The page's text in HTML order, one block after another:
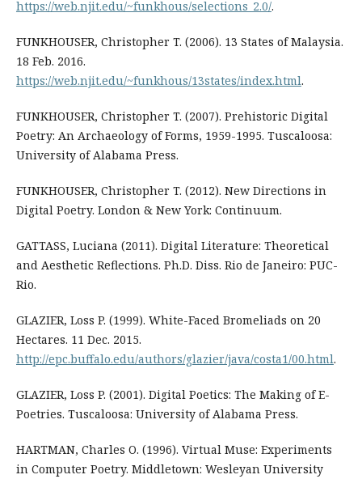
https://web.njit.edu/~funkhous/selections_2.0/.
FUNKHOUSER, Christopher T. (2006). 13 States of Malaysia.
18 Feb. 2016.
https://web.njit.edu/~funkhous/13states/index.html.
FUNKHOUSER, Christopher T. (2007). Prehistoric Digital
Poetry: An Archaeology of Forms, 1959-1995. Tuscaloosa:
University of Alabama Press.
FUNKHOUSER, Christopher T. (2012). New Directions in
Digital Poetry. London & New York: Continuum.
GATTASS, Luciana (2011). Digital Literature: Theoretical
and Aesthetic Reflections. Ph.D. Diss. Rio de Janeiro: PUC-
Rio.
GLAZIER, Loss P. (1999). White-Faced Bromeliads on 20
Hectares. 11 Dec. 2015.
http://epc.buffalo.edu/authors/glazier/java/costa1/00.html.
GLAZIER, Loss P. (2001). Digital Poetics: The Making of E-
Poetries. Tuscaloosa: University of Alabama Press.
HARTMAN, Charles O. (1996). Virtual Muse: Experiments
in Computer Poetry. Middletown: Wesleyan University